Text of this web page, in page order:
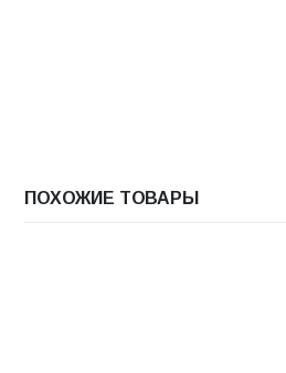
ПОХОЖИЕ ТОВАРЫ